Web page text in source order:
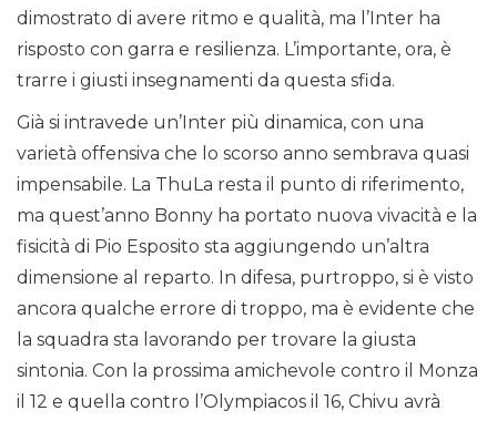
dimostrato di avere ritmo e qualità, ma l’Inter ha
risposto con garra e resilienza. L’importante, ora, è
trarre i giusti insegnamenti da questa sfida.
Già si intravede un’Inter più dinamica, con una
varietà offensiva che lo scorso anno sembrava quasi
impensabile. La ThuLa resta il punto di riferimento,
ma quest’anno Bonny ha portato nuova vivacità e la
fisicità di Pio Esposito sta aggiungendo un’altra
dimensione al reparto. In difesa, purtroppo, si è visto
ancora qualche errore di troppo, ma è evidente che
la squadra sta lavorando per trovare la giusta
sintonia. Con la prossima amichevole contro il Monza
il 12 e quella contro l’Olympiacos il 16, Chivu avrà